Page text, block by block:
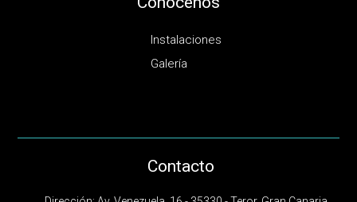
Instalaciones
Galería
Contacto